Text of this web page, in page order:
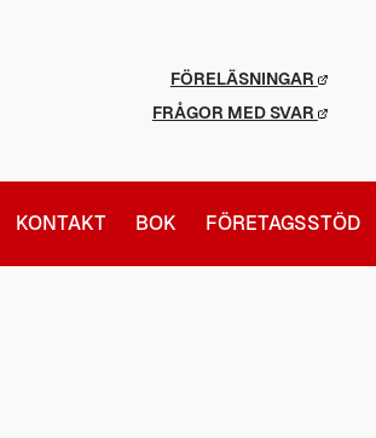
FÖRELÄSNINGAR
FRÅGOR MED SVAR
KONTAKT BOK FÖRETAGSSTÖD